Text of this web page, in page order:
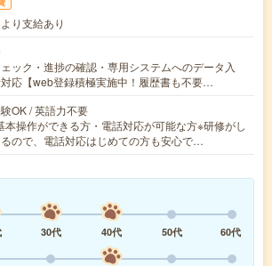
り支給あり
ェック・進捗の確認・専用システムへのデータ入
応【web登録積極実施中！履歴書も不要…
OK / 英語力不要
本操作ができる方・電話対応が可能な方※研修がし
ので、電話対応はじめての方も安心で…
30代 40代 50代
60代